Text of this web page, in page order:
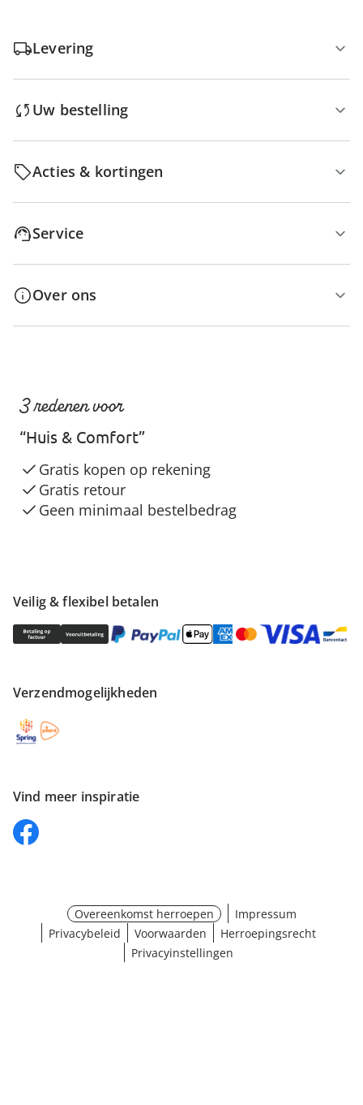
Levering
Uw bestelling
Acties & kortingen
Service
Over ons
Veilig & flexibel betalen
Verzendmogelijkheden
Vind meer inspiratie
3 redenen voor
“Huis & Comfort”
Gratis kopen op rekening
Gratis retour
Geen minimaal bestelbedrag
Overeenkomst herroepen
Impressum
Privacybeleid
Voorwaarden
Herroepingsrecht
Privacyinstellingen